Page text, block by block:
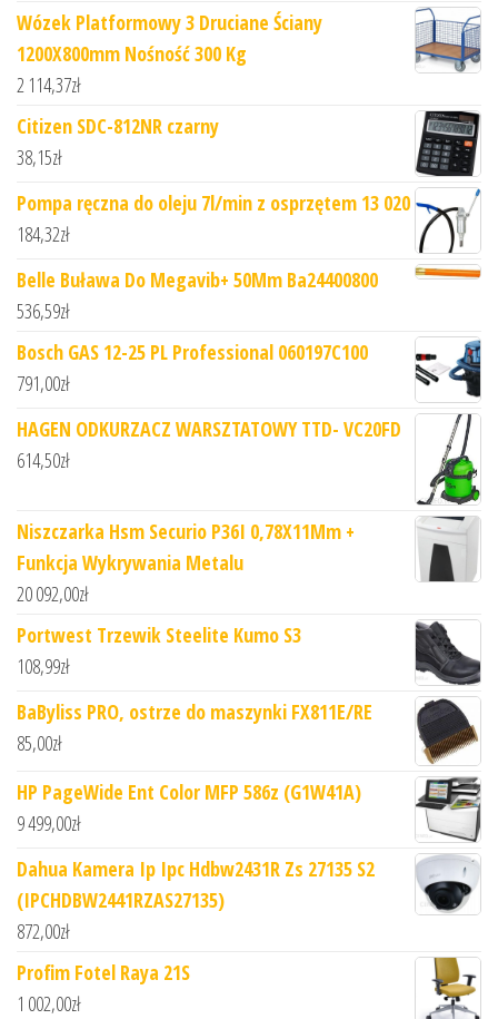
Wózek Platformowy 3 Druciane Ściany
1200X800mm Nośność 300 Kg
2 114,37zł
Citizen SDC-812NR czarny
38,15zł
Pompa ręczna do oleju 7l/min z osprzętem 13 020
184,32zł
Belle Buława Do Megavib+ 50Mm Ba24400800
536,59zł
Bosch GAS 12-25 PL Professional 060197C100
791,00zł
HAGEN ODKURZACZ WARSZTATOWY TTD- VC20FD
614,50zł
Niszczarka Hsm Securio P36I 0,78X11Mm +
Funkcja Wykrywania Metalu
20 092,00zł
Portwest Trzewik Steelite Kumo S3
108,99zł
BaByliss PRO, ostrze do maszynki FX811E/RE
85,00zł
HP PageWide Ent Color MFP 586z (G1W41A)
9 499,00zł
Dahua Kamera Ip Ipc Hdbw2431R Zs 27135 S2
(IPCHDBW2441RZAS27135)
872,00zł
Profim Fotel Raya 21S
1 002,00zł